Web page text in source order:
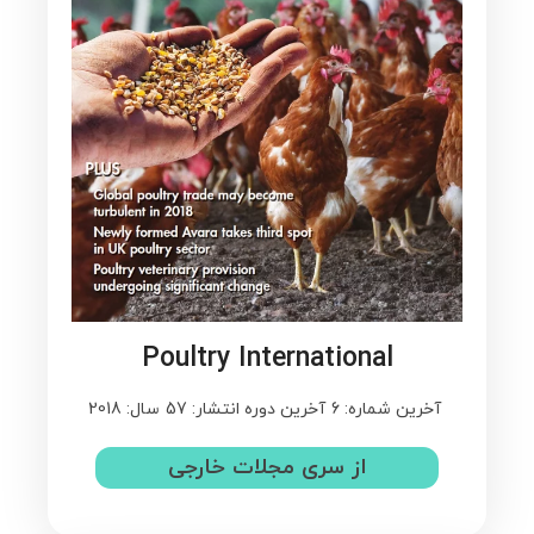
Poultry International
آخرین شماره: 6 آخرین دوره انتشار: 57 سال: 2018
از سری مجلات خارجی